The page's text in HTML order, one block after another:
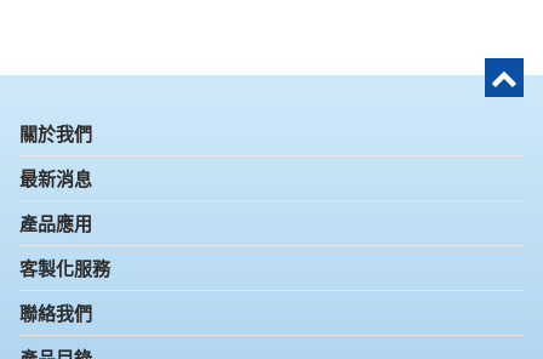
關於我們
最新消息
產品應用
客製化服務
聯絡我們